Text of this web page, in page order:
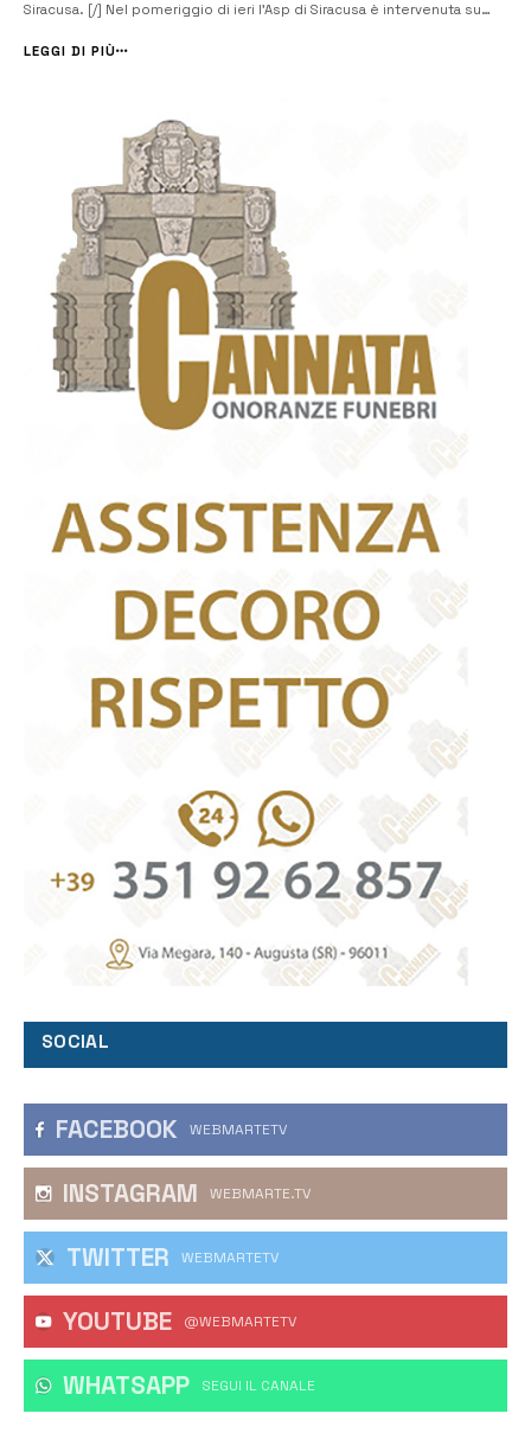
Siracusa. [/] Nel pomeriggio di ieri l’Asp di Siracusa è intervenuta su
bordo della nave militare “Margottini” giunta al pontile...
LEGGI DI PIÙ
SOCIAL
FACEBOOK WEBMARTETV
INSTAGRAM WEBMARTE.TV
TWITTER WEBMARTETV
YOUTUBE @WEBMARTETV
WHATSAPP ‎SEGUI IL CANALE